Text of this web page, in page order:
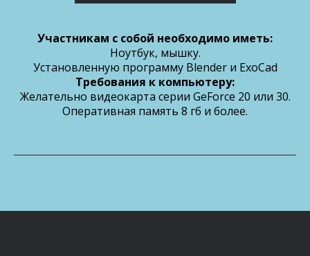
Участникам с собой необходимо иметь:
Ноутбук, мышку.
Установленную программу Blender и ExoCad
Требования к компьютеру:
Желательно видеокарта серии GeForce 20 или 30.
Оперативная память 8 гб и более.